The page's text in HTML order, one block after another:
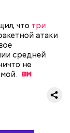
что три
атаки
средней
не
области.